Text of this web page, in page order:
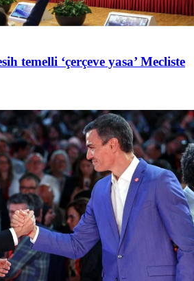
temelli ‘çerçeve yasa’ Mecliste